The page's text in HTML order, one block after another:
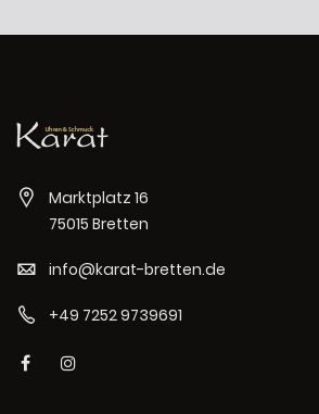
Marktplatz 16
75015 Bretten
info@karat-bretten.de
+49 7252 9739691